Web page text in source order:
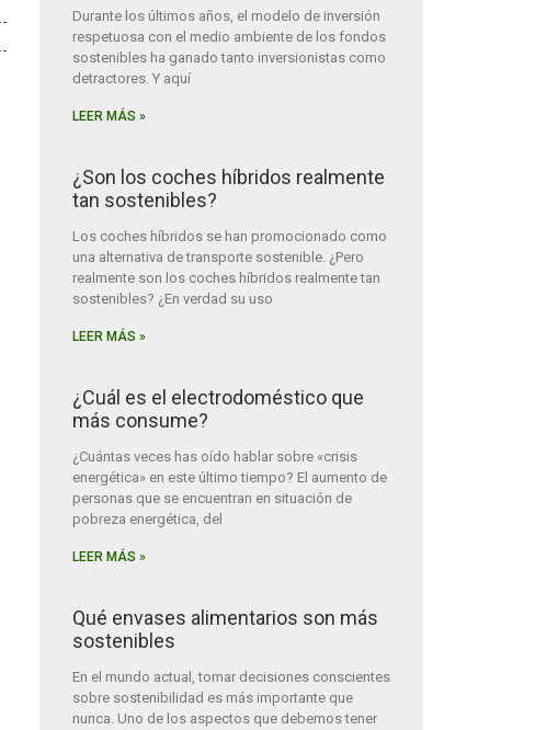
Durante los últimos años, el modelo de inversión
respetuosa con el medio ambiente de los fondos
sostenibles ha ganado tanto inversionistas como
detractores. Y aquí
LEER MÁS »
¿Son los coches híbridos realmente
tan sostenibles?
Los coches híbridos se han promocionado como
una alternativa de transporte sostenible. ¿Pero
realmente son los coches híbridos realmente tan
sostenibles? ¿En verdad su uso
LEER MÁS »
¿Cuál es el electrodoméstico que
más consume?
¿Cuántas veces has oído hablar sobre «crisis
energética» en este último tiempo? El aumento de
personas que se encuentran en situación de
pobreza energética, del
LEER MÁS »
Qué envases alimentarios son más
sostenibles
En el mundo actual, tomar decisiones conscientes
sobre sostenibilidad es más importante que
nunca. Uno de los aspectos que debemos tener